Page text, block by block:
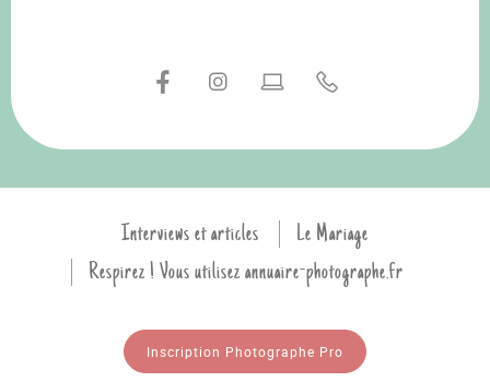
Interviews et articles
Le Mariage
Respirez ! Vous utilisez annuaire-photographe.fr
Inscription Photographe Pro